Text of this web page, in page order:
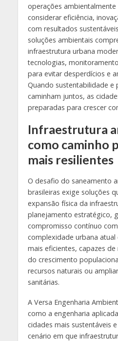
operações
considerar eficiência,
com resultados
soluções ambientais
infraestrutura urbana
tecnologias,
para evitar desperdícios e
Quando sustentabilidade e
caminham juntos, as
preparadas para crescer
Infraestrutura
como caminho
mais resilientes
O desafio do saneamento
brasileiras exige soluções
expansão física da
planejamento estratégico,
compromisso contínuo
complexidade urbana atual
mais eficientes, capazes
do crescimento
recursos naturais ou
sanitárias.
A Versa Engenharia
como a engenharia
cidades mais sustentáveis
cenário em que